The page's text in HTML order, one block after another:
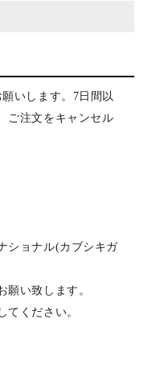
いします。7日間以
ご注文をキャンセル
ショナル(カブシキガ
い致します。
てください。